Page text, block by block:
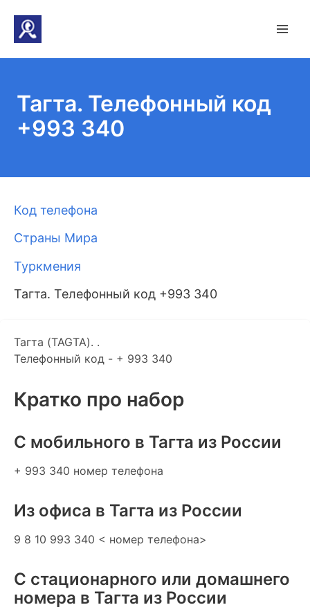
Тагта. Телефонный код
+993 340
Код телефона
Страны Мира
Туркмения
Тагта. Телефонный код +993 340
Тагта (TAGTA). .
Телефонный код - + 993 340
Кратко про набор
C мобильного в Тагта из России
+ 993 340 номер телефона
Из офиса в Тагта из России
9 8 10 993 340 < номер телефона>
С стационарного или домашнего
номера в Тагта из России